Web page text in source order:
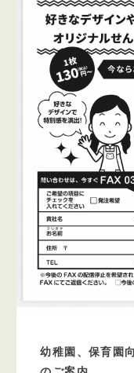
幼稚園、保育園